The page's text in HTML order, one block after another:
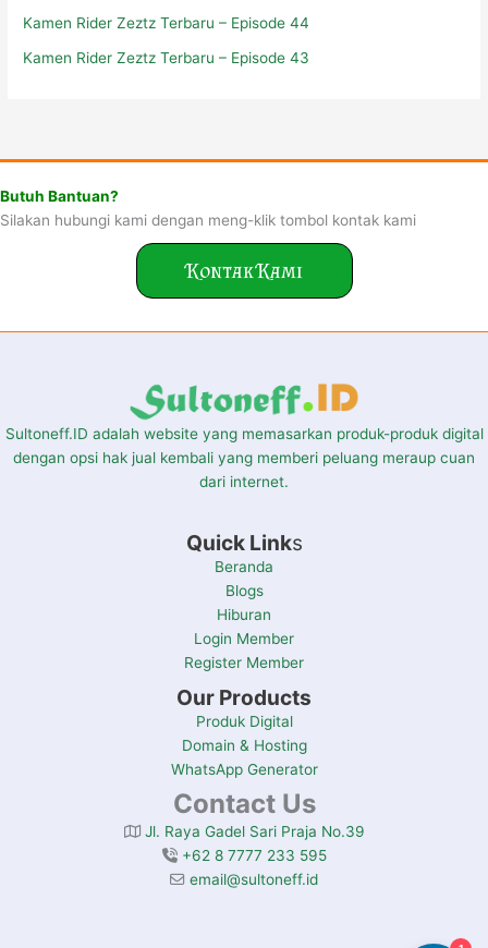
Kamen Rider Zeztz Terbaru – Episode 44
Kamen Rider Zeztz Terbaru – Episode 43
Butuh Bantuan?
Silakan hubungi kami dengan meng-klik tombol kontak kami
Kontak Kami
Sultoneff.ID adalah website yang memasarkan produk-produk digital
dengan opsi hak jual kembali yang memberi peluang meraup cuan
dari internet.
Quick Links
Beranda
Blogs
Hiburan
Login Member
Register Member
Our Products
Produk Digital
Domain & Hosting
WhatsApp Generator
Contact Us
Jl. Raya Gadel Sari Praja No.39
+62 8 7777 233 595
email@sultoneff.id